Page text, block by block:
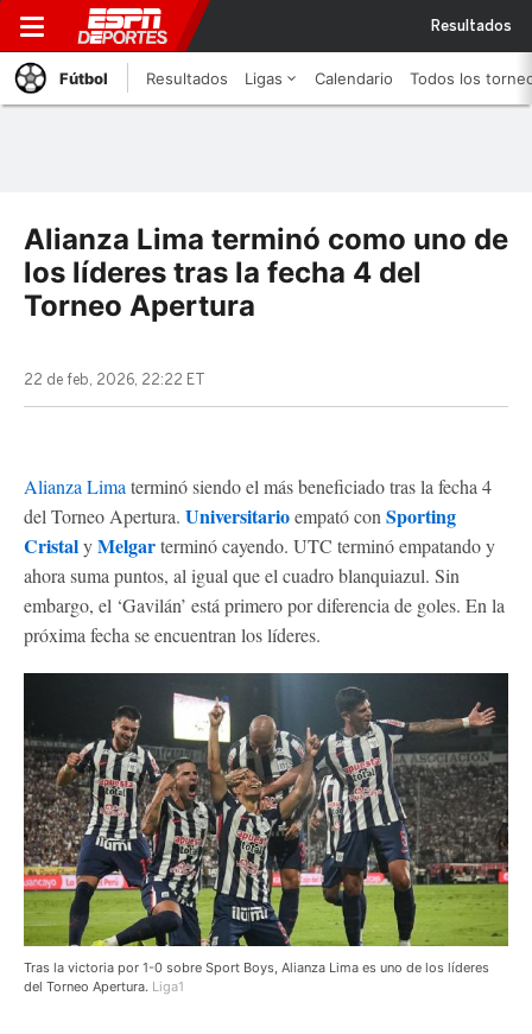
Resultados
Fútbol Resultados Ligas Calendario Todos los
Alianza Lima terminó como uno de
los líderes tras la fecha 4 del
Torneo Apertura
22 de feb, 2026, 22:22 ET
Alianza Lima terminó siendo el más beneficiado tras la fecha 4
del Torneo Apertura. Universitarioempató con Sporting
CristalyMelgarterminó cayendo. UTC terminó empatando y
ahora suma puntos, al igual que el cuadro blanquiazul. Sin
embargo, el ‘Gavilán’ está primero por diferencia de goles. En la
próxima fecha se encuentran los líderes.
Tras la victoria por 1-0 sobre Sport Boys, Alianza Lima es uno de los líderes
del Torneo Apertura. Liga1